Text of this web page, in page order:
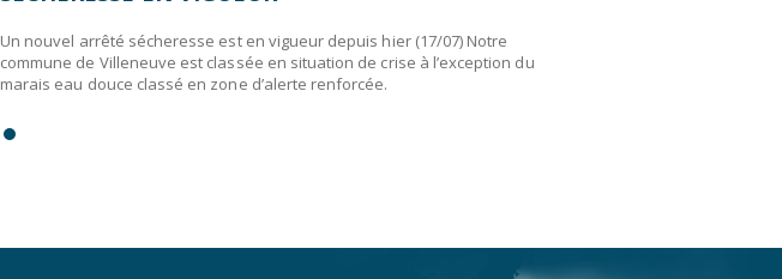
Un nouvel arrêté sécheresse est en vigueur depuis hier (17/07) Notre
commune de Villeneuve est classée en situation de crise à l’exception du
marais eau douce classé en zone d’alerte renforcée.